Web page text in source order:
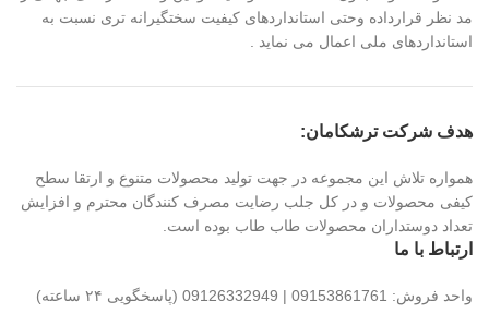
مد نظر قرارداده وحتی استانداردهای کیفیت سختگیرانه تری نسبت به
استانداردهای ملی اعمال می نماید .
هدف شرکت ترشکامان:
همواره تلاش این مجموعه در جهت تولید محصولات متنوع و ارتقا سطح
کیفی محصولات و در کل جلب رضایت مصرف کنندگان محترم و افزایش
تعداد دوستداران محصولات طاب طاب بوده است.
ارتباط با ما
واحد فروش: 09153861761 | 09126332949 (پاسخگویی ۲۴ ساعته)